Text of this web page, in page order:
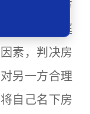
合考虑双方
担更多家庭
素，判决房
另一方合理
自己名下房